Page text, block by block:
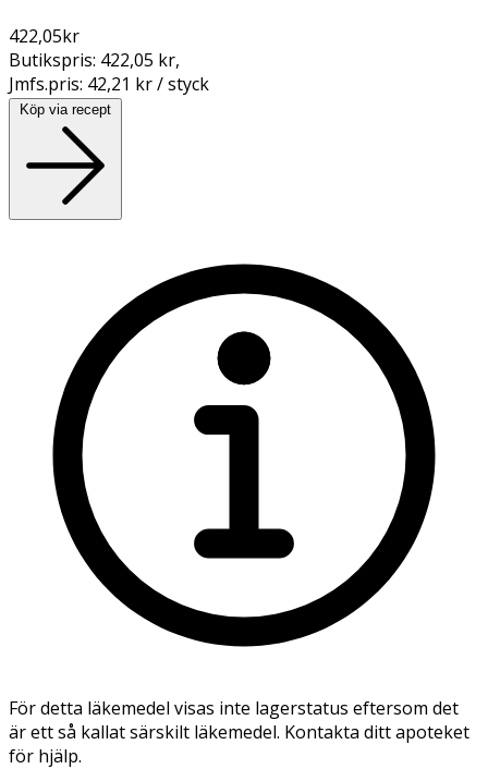
422,05kr
Butikspris: 422,05 kr,
Jmfs.pris: 42,21 kr / styck
Köp via recept
För detta läkemedel visas inte lagerstatus eftersom det
är ett så kallat särskilt läkemedel. Kontakta ditt apoteket
för hjälp.